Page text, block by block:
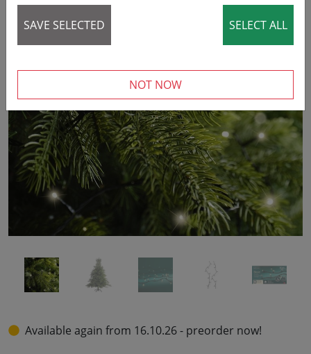
Available again from 16.10.26 - preorder now!
SAVE SELECTED SELECT ALL
NOT NOW